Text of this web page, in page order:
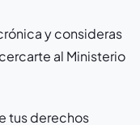
y consideras
al Ministerio
tus derechos